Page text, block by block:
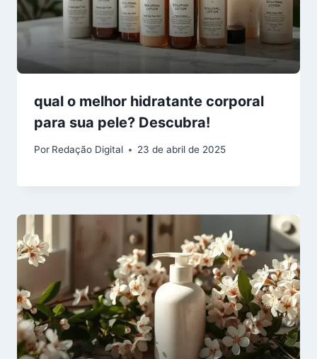
qual o melhor hidratante corporal
para sua pele? Descubra!
Por Redação Digital 23 de abril de 2025